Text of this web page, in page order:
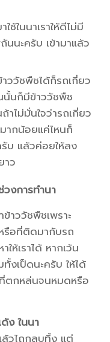
ช้ในนาเราให้ดีไม่มี
นะครับ เข้ามาแล้ว
ววัชพืชได้ก็รถเกี่ยว
นั้นก็มีข้าววัชพืช
ไม่มั่นใจว่ารถเกี่ยว
ากน้อยแค่ไหนก็
บ แล้วค่อยให้ลง
าว
งการทำนา
าววัชพืชเพราะ
รือที่ติดมากับรถ
ห้เราได้ หากเว้น
งเป็ดนะครับ ให้ได้
ตกหล่นจนหมดหรือ
ง ในนา
วไถกลบทิ้ง แต่